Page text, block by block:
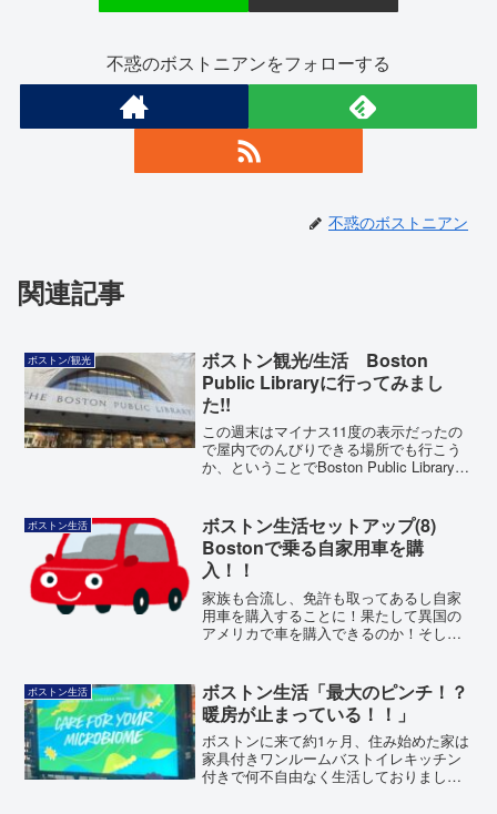
不惑のボストニアンをフォローする
不惑のボストニアン
関連記事
ボストン/観光
ボストン観光/生活 Boston
Public Libraryに行ってみまし
た!!
この週末はマイナス11度の表示だったの
で屋内でのんびりできる場所でも行こう
か、ということでBoston Public Libraryに
か！？
ボストン生活
ボストン生活セットアップ(8)
Bostonで乗る自家用車を購
入！！
家族も合流し、免許も取ってあるし自家
用車を購入することに！果たして異国の
アメリカで車を購入できるのか！そして
ボストン生活
ボストン生活「最大のピンチ！？
暖房が止まっている！！」
ボストンに来て約1ヶ月、住み始めた家は
家具付きワンルームバストイレキッチン
付きで何不自由なく生活しておりまし